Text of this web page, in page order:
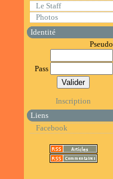
Le Staff
Photos
Identité
Pseudo
Pass
Inscription
Liens
Facebook